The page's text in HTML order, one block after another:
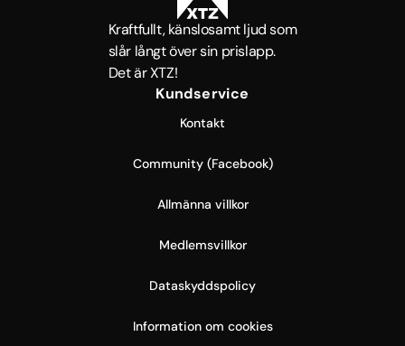
Kraftfullt, känslosamt ljud som
slår långt över sin prislapp.
Det är XTZ!
Kundservice
Kontakt
Community (Facebook)
Allmänna villkor
Medlemsvillkor
Dataskyddspolicy
Information om cookies